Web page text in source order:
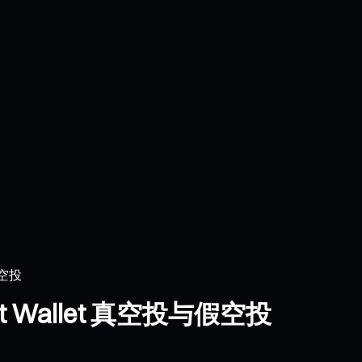
投
Wallet 真空投与假空投